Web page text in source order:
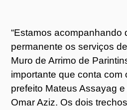
“Estamos acompanhando
permanente os serviços
Muro de Arrimo de
importante que conta com
prefeito Mateus Assayag
Omar Aziz. Os dois